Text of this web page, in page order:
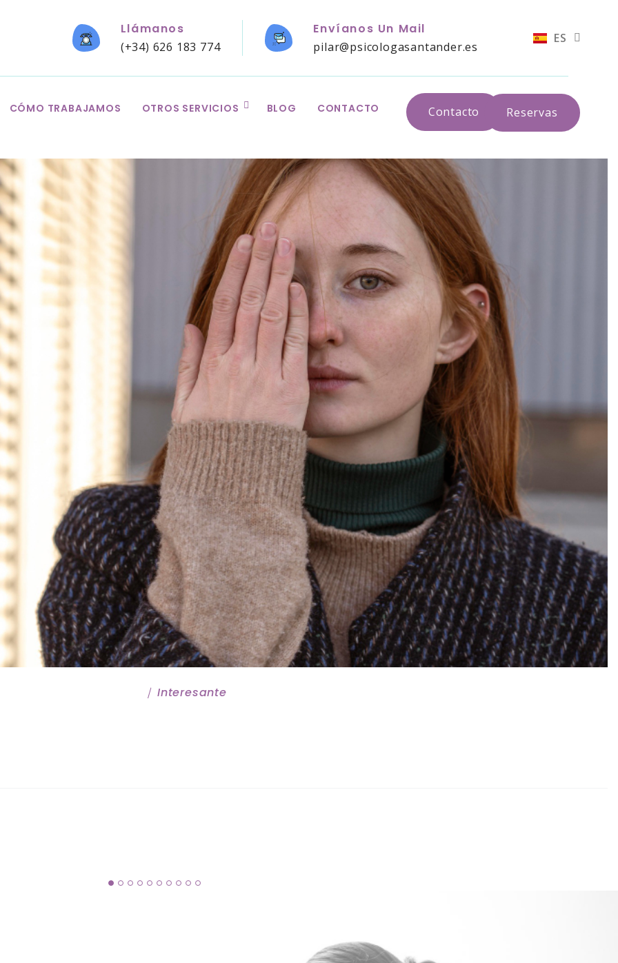
Llámanos
(+34) 626 183 774
Envíanos Un Mail
pilar@psicologasantander.es
ES
EN
CÓMO TRABAJAMOS OTROS SERVICIOS BLOG CONTACTO Contacto Reservas
Interesante